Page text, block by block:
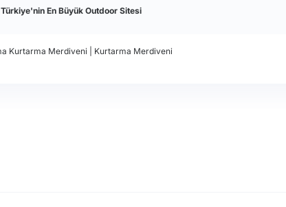
Türkiye'nin En Büyük Outdoor Sitesi